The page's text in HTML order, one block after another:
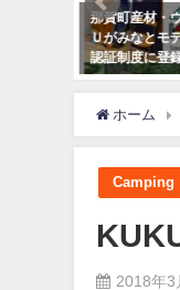
徳島県那賀
品（
2021年8月
ホーム
Camping
2018年3